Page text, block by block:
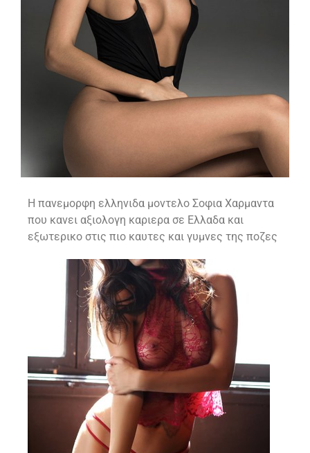
Η πανεμορφη ελληνιδα μοντελο Σοφια Χαρμαντα
που κανει αξιολογη καριερα σε Ελλαδα και
εξωτερικο στις πιο καυτες και γυμνες της ποζες